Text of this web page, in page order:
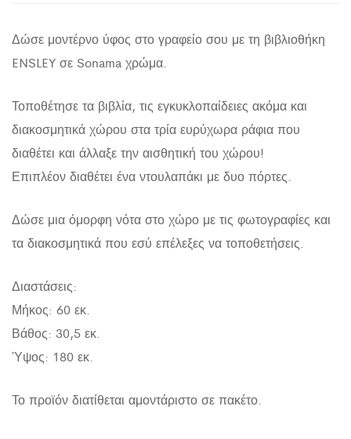
Δώσε μοντέρνο ύφος στο γραφείο σου με τη βιβλιοθήκη
ENSLEY σε Sonama χρώμα.
Τοποθέτησε τα βιβλία, τις εγκυκλοπαίδειες ακόμα και
διακοσμητικά χώρου στα τρία ευρύχωρα ράφια που
διαθέτει και άλλαξε την αισθητική του χώρου!
Επιπλέον διαθέτει ένα ντουλαπάκι με δυο πόρτες.
Δώσε μια όμορφη νότα στο χώρο με τις φωτογραφίες και
τα διακοσμητικά που εσύ επέλεξες να τοποθετήσεις.
Διαστάσεις:
Μήκος: 60 εκ.
Βάθος: 30,5 εκ.
Ύψος: 180 εκ.
Το προϊόν διατίθεται αμοντάριστο σε πακέτο.